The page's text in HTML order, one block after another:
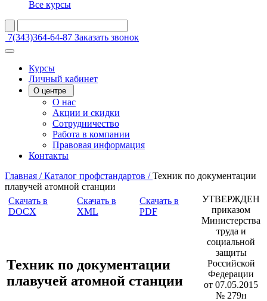
Все курсы
7(343)364-64-87 Заказать звонок
Курсы
Личный кабинет
О центре
О нас
Акции и скидки
Сотрудничество
Работа в компании
Правовая информация
Контакты
Главная /Каталог профстандартов /Техник по документации
плавучей атомной станции
Скачать в
DOCX
Скачать в
XML
Скачать в
PDF
УТВЕРЖДЕН
приказом
Министерства
труда и
социальной
защиты
Российской
Федерации
от 07.05.2015
№ 279н
Техник по документации
плавучей атомной станции